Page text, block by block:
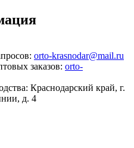
orto-krasnodar@mail.ru
заказов: orto-
Краснодарский край, г.
д. 4